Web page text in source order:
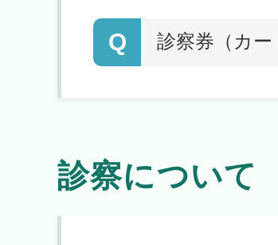
Q 診察券（カ
診察について